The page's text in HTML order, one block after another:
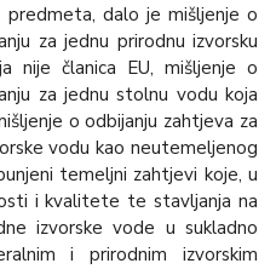
dalo je mišljenje o
za jednu prirodnu izvorsku
nije članica EU, mišljenje o
za jednu stolnu vodu koja
o odbijanju zahtjeva za
vodu kao neutemeljenog
temeljni zahtjevi koje, u
i kvalitete te stavljanja na
izvorske vode u sukladno
i prirodnim izvorskim